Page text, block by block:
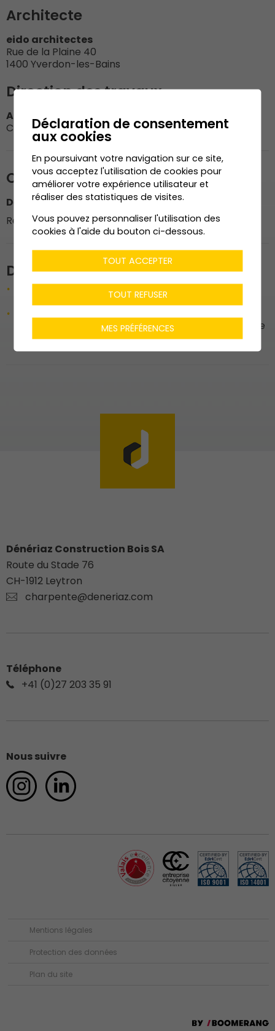
Architecte
eido architectes
Rue de la Plaine 40
1400 Yverdon-les-Bains
Direction des travaux
Atelier d'architecture Joseph Cordonier Sàrl
Chemin du Dailly 1, 1978 Lens
Organisation du chantier
Dénériaz Construction Bois SA
Responsable du chantier : M. Vincent Gillioz
Description de l'ouvrage
Faux plafond : acoustique perforé 16/16/6 plaqué
sapin blanc Topakustik , une partie anti-feu
murales, embrasures intérieures, espaces de vie, de
réception, bar, bureaux, main-courante)
Dénériaz Construction Bois SA
Route du Stade 76
CH-1912 Leytron
charpente@deneriaz.com
Téléphone
+41 (0)27 203 35 91
Nous suivre
Mentions légales
Protection des données
Plan du site
Déclaration de consentement
aux cookies
En poursuivant votre navigation sur ce site,
vous acceptez l'utilisation de cookies pour
améliorer votre expérience utilisateur et
réaliser des statistiques de visites.
Vous pouvez personnaliser l'utilisation des
cookies à l'aide du bouton ci-dessous.
TOUT ACCEPTER
TOUT REFUSER
MES PRÉFÉRENCES